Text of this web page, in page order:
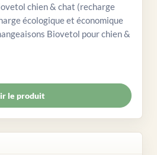
chien & chat (recharge
écologique et économique
Biovetol pour chien &
le produit